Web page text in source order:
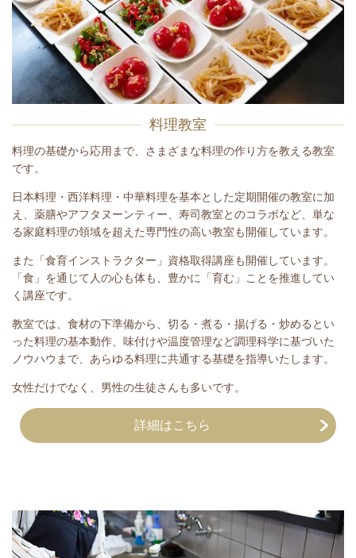
料理教室
料理の基礎から応用まで、さまざまな料理の作り方を教える教室
です。
日本料理・西洋料理・中華料理を基本とした定期開催の教室に加
え、薬膳やアフタヌーンティー、寿司教室とのコラボなど、単な
る家庭料理の領域を超えた専門性の高い教室も開催しています。
また「食育インストラクター」資格取得講座も開催しています。
「食」を通じて人の心も体も、豊かに「育む」ことを推進してい
く講座です。
教室では、食材の下準備から、切る・煮る・揚げる・炒めるとい
った料理の基本動作、味付けや温度管理など調理科学に基づいた
ノウハウまで、あらゆる料理に共通する基礎を指導いたします。
女性だけでなく、男性の生徒さんも多いです。
詳細はこちら